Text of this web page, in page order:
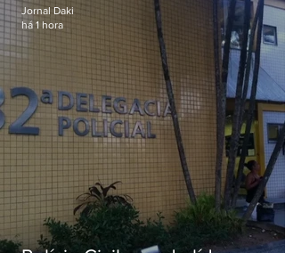
Jornal Daki
há 1 hora